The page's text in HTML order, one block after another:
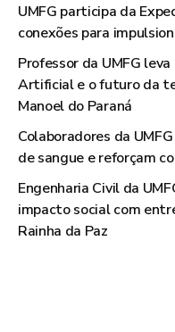
UMFG participa da
conexões para
Professor da UMFG
Artificial e o futuro da
Manoel do Paraná
Colaboradores da
de sangue e reforçam
Engenharia Civil da
impacto social com
Rainha da Paz